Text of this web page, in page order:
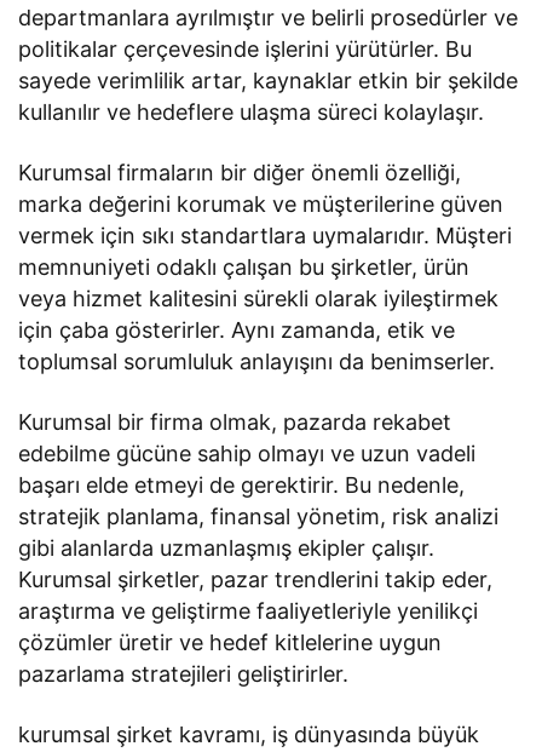
departmanlara ayrılmıştır ve belirli prosedürler ve
politikalar çerçevesinde işlerini yürütürler. Bu
sayede verimlilik artar, kaynaklar etkin bir şekilde
kullanılır ve hedeflere ulaşma süreci kolaylaşır.
Kurumsal firmaların bir diğer önemli özelliği,
marka değerini korumak ve müşterilerine güven
vermek için sıkı standartlara uymalarıdır. Müşteri
memnuniyeti odaklı çalışan bu şirketler, ürün
veya hizmet kalitesini sürekli olarak iyileştirmek
için çaba gösterirler. Aynı zamanda, etik ve
toplumsal sorumluluk anlayışını da benimserler.
Kurumsal bir firma olmak, pazarda rekabet
edebilme gücüne sahip olmayı ve uzun vadeli
başarı elde etmeyi de gerektirir. Bu nedenle,
stratejik planlama, finansal yönetim, risk analizi
gibi alanlarda uzmanlaşmış ekipler çalışır.
Kurumsal şirketler, pazar trendlerini takip eder,
araştırma ve geliştirme faaliyetleriyle yenilikçi
çözümler üretir ve hedef kitlelerine uygun
pazarlama stratejileri geliştirirler.
kurumsal şirket kavramı, iş dünyasında büyük